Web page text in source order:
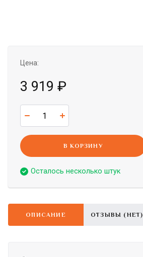
Цена:
3 919 ₽
В КОРЗИНУ
Осталось несколько штук
ОПИСАНИЕ ОТЗЫВЫ (НЕТ)